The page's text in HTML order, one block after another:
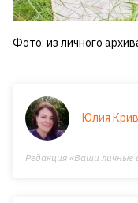
Фото: из личного
Юлия
Редакция «Ваши личные